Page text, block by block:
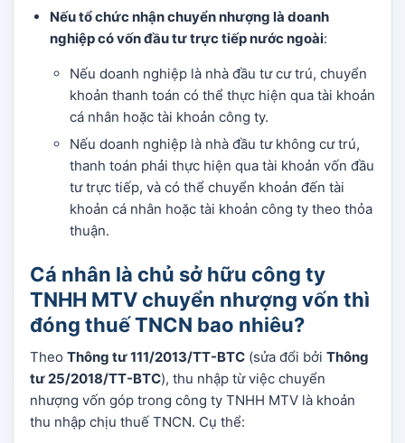
Nếu tổ chức nhận chuyển nhượng là doanh
nghiệp có vốn đầu tư trực tiếp nước ngoài:
Nếu doanh nghiệp là nhà đầu tư cư trú, chuyển
khoản thanh toán có thể thực hiện qua tài khoản
cá nhân hoặc tài khoản công ty.
Nếu doanh nghiệp là nhà đầu tư không cư trú,
thanh toán phải thực hiện qua tài khoản vốn đầu
tư trực tiếp, và có thể chuyển khoản đến tài
khoản cá nhân hoặc tài khoản công ty theo thỏa
thuận.
Cá nhân là chủ sở hữu công ty
TNHH MTV chuyển nhượng vốn thì
đóng thuế TNCN bao nhiêu?
Theo Thông tư 111/2013/TT-BTC (sửa đổi bởi Thông
tư 25/2018/TT-BTC), thu nhập từ việc chuyển
nhượng vốn góp trong công ty TNHH MTV là khoản
thu nhập chịu thuế TNCN. Cụ thể: